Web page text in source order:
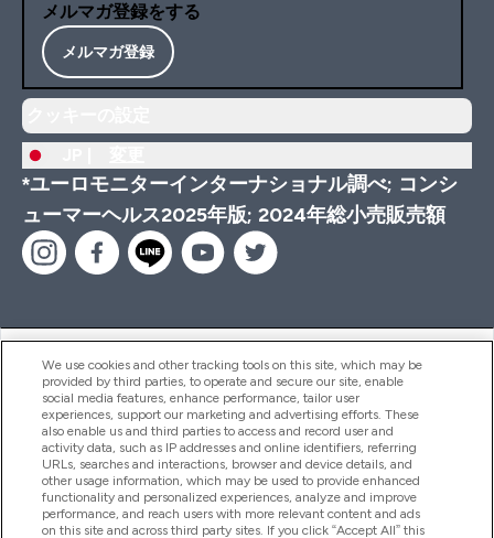
メルマガ登録をする
メルマガ登録
*ユーロモニターインターナショナル調べ; コンシ
ューマーヘルス2025年版; 2024年総小売販売額
ヘルプ＆ガイド
商品について
会社概要
We use cookies and other tracking tools on this site, which may be
provided by third parties, to operate and secure our site, enable
social media features, enhance performance, tailor user
experiences, support our marketing and advertising efforts. These
also enable us and third parties to access and record user and
activity data, such as IP addresses and online identifiers, referring
URLs, searches and interactions, browser and device details, and
other usage information, which may be used to provide enhanced
functionality and personalized experiences, analyze and improve
performance, and reach users with more relevant content and ads
on this site and across third party sites. If you click “Accept All” this